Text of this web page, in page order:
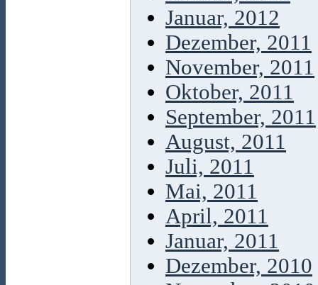
Januar, 2012
Dezember, 2011
November, 2011
Oktober, 2011
September, 2011
August, 2011
Juli, 2011
Mai, 2011
April, 2011
Januar, 2011
Dezember, 2010